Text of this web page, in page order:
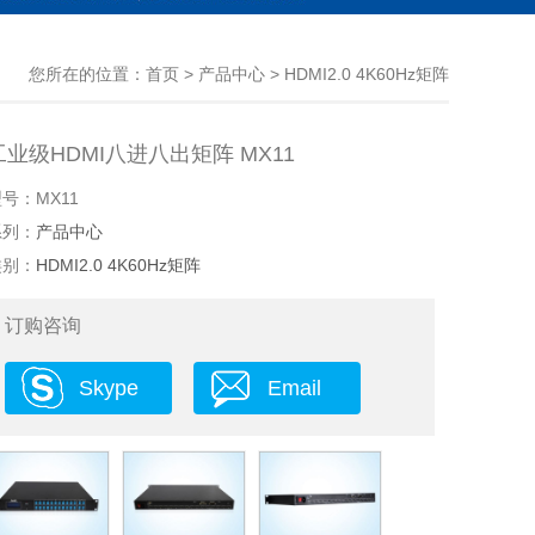
您所在的位置： 首页 > 产品中心 > HDMI2.0 4K60Hz矩阵
业级HDMI八进八出矩阵 MX11
：MX11
： 产品中心
： HDMI2.0 4K60Hz矩阵
订购咨询
Skype Email